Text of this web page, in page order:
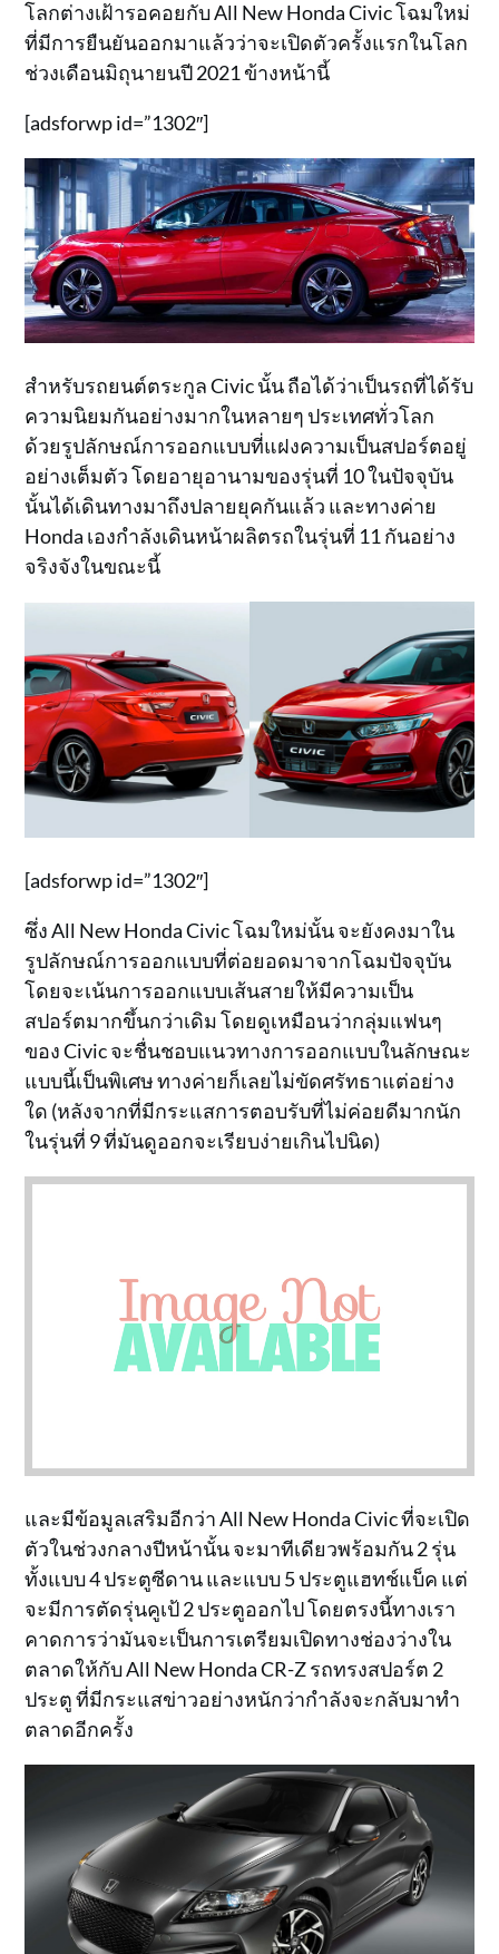
โลกต่างเฝ้ารอคอยกับ All New Honda Civic โฉมใหม่
ที่มีการยืนยันออกมาแล้วว่าจะเปิดตัวครั้งแรกในโลก
ช่วงเดือนมิถุนายนปี 2021 ข้างหน้านี้
[adsforwp id=”1302″]
สำหรับรถยนต์ตระกูล Civic นั้น ถือได้ว่าเป็นรถที่ได้รับ
ความนิยมกันอย่างมากในหลายๆ ประเทศทั่วโลก
ด้วยรูปลักษณ์การออกแบบที่แฝงความเป็นสปอร์ตอยู่
อย่างเต็มตัว โดยอายุอานามของรุ่นที่ 10 ในปัจจุบัน
นั้นได้เดินทางมาถึงปลายยุคกันแล้ว และทางค่าย
Honda เองกำลังเดินหน้าผลิตรถในรุ่นที่ 11 กันอย่าง
จริงจังในขณะนี้
[adsforwp id=”1302″]
ซึ่ง All New Honda Civic โฉมใหม่นั้น จะยังคงมาใน
รูปลักษณ์การออกแบบที่ต่อยอดมาจากโฉมปัจจุบัน
โดยจะเน้นการออกแบบเส้นสายให้มีความเป็น
สปอร์ตมากขึ้นกว่าเดิม โดยดูเหมือนว่ากลุ่มแฟนๆ
ของ Civic จะชื่นชอบแนวทางการออกแบบในลักษณะ
แบบนี้เป็นพิเศษ ทางค่ายก็เลยไม่ขัดศรัทธาแต่อย่าง
ใด (หลังจากที่มีกระแสการตอบรับที่ไม่ค่อยดีมากนัก
ในรุ่นที่ 9 ที่มันดูออกจะเรียบง่ายเกินไปนิด)
และมีข้อมูลเสริมอีกว่า All New Honda Civic ที่จะเปิด
ตัวในช่วงกลางปีหน้านั้น จะมาทีเดียวพร้อมกัน 2 รุ่น
ทั้งแบบ 4 ประตูซีดาน และแบบ 5 ประตูแฮทช์แบ็ค แต่
จะมีการตัดรุ่นคูเป้ 2 ประตูออกไป โดยตรงนี้ทางเรา
คาดการว่ามันจะเป็นการเตรียมเปิดทางช่องว่างใน
ตลาดให้กับ All New Honda CR-Z รถทรงสปอร์ต 2
ประตู ที่มีกระแสข่าวอย่างหนักว่ากำลังจะกลับมาทำ
ตลาดอีกครั้ง